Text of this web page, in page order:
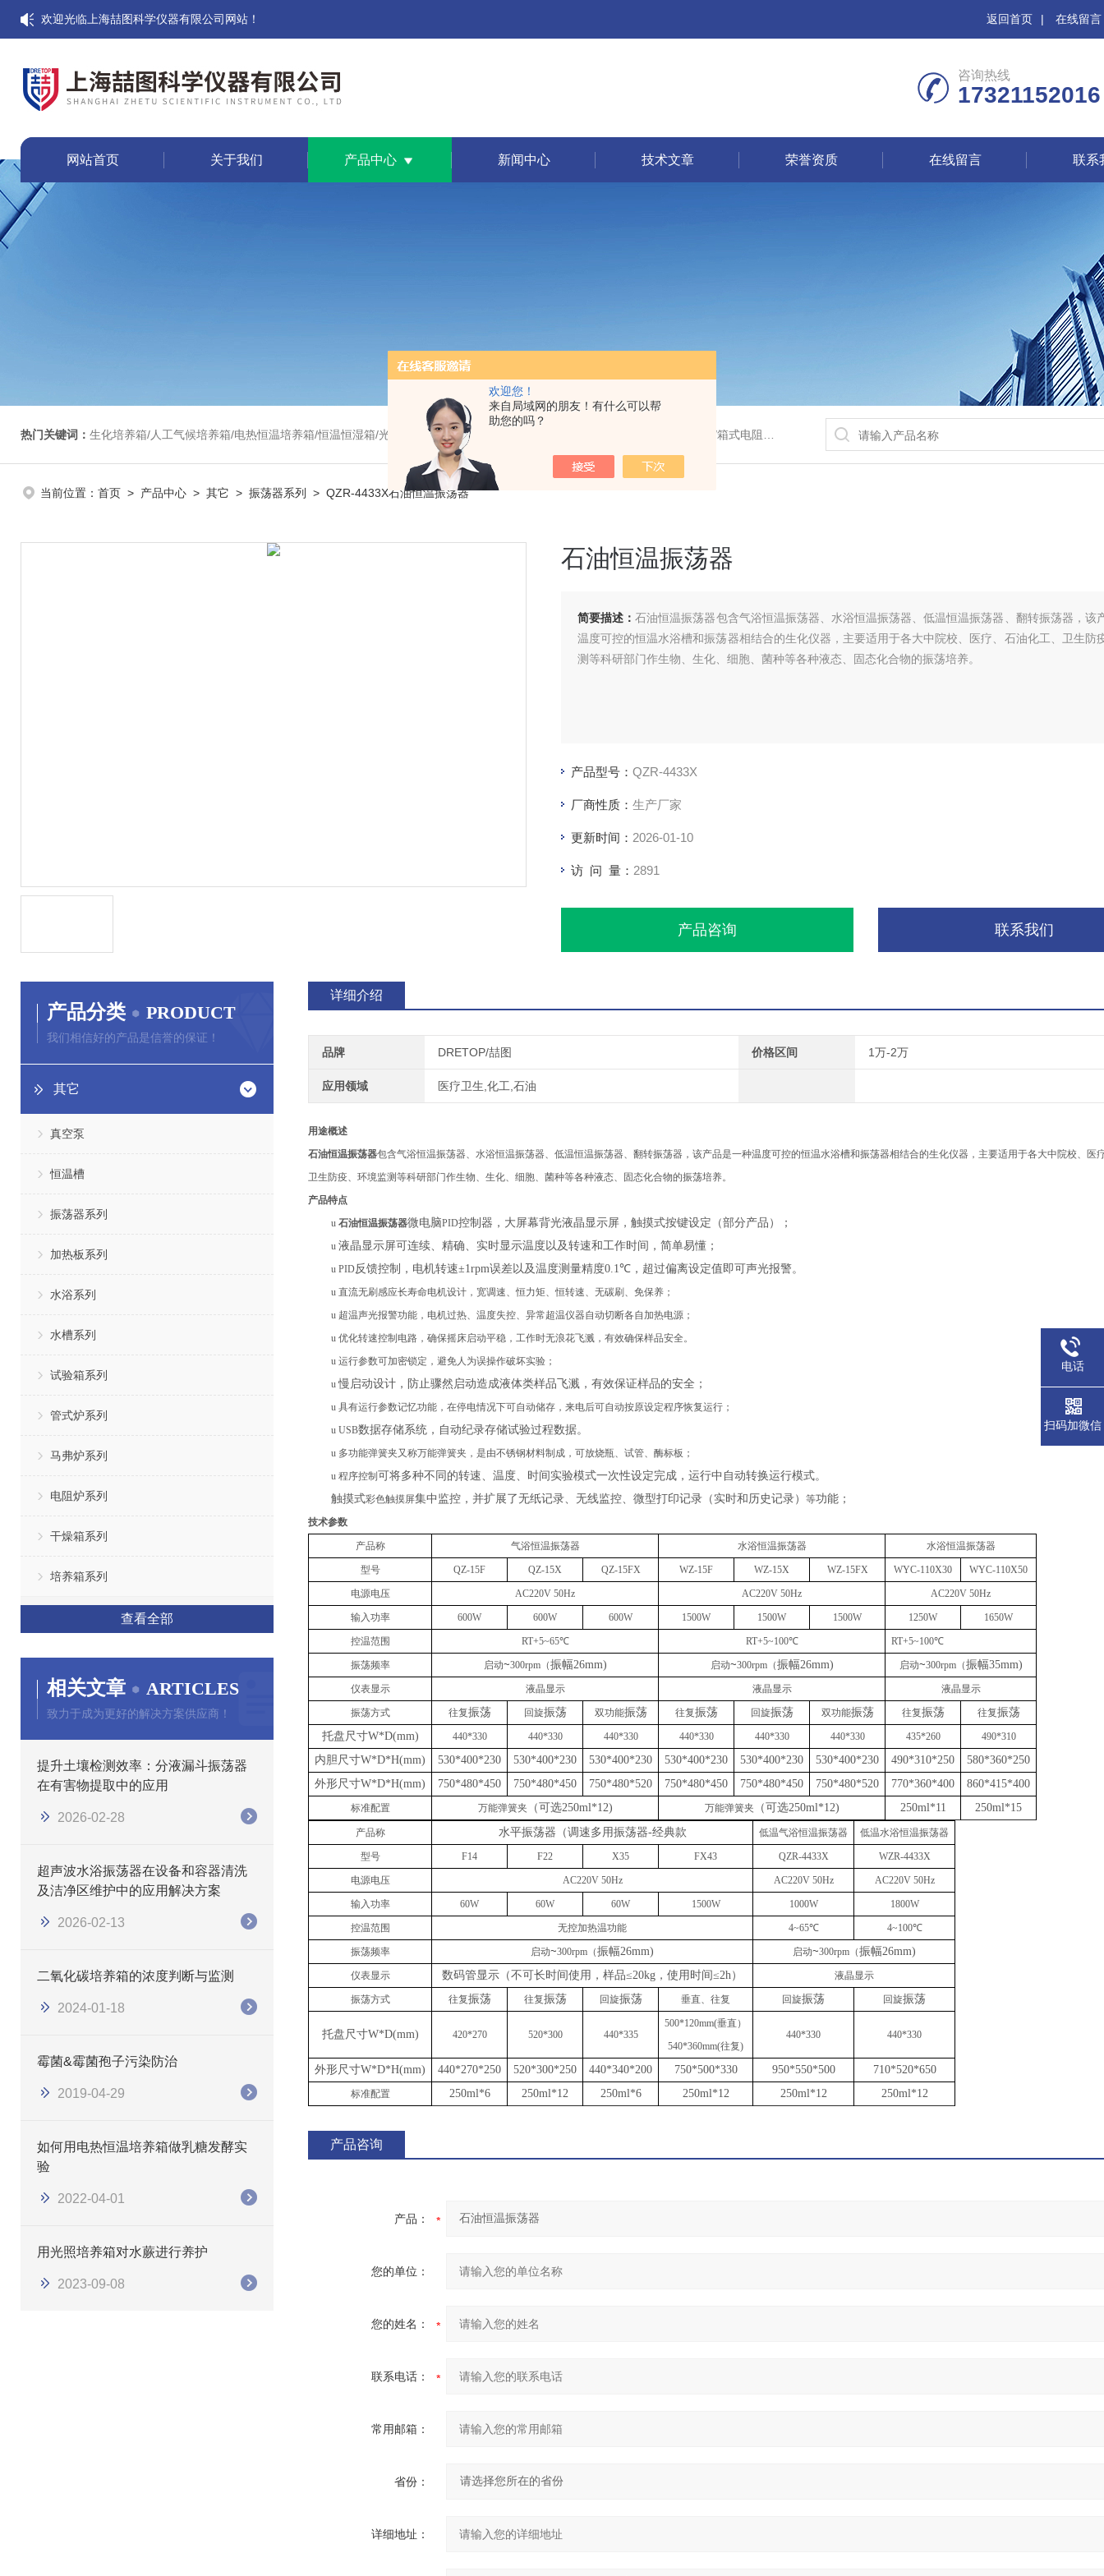
欢迎您！
来自局域网的朋友！有什么可以帮
助您的吗？
欢迎光临上海喆图科学仪器有限公司网站！ 返回首页 | 在线留言
咨询热线
17321152016
网站首页 关于我们 产品中心 新闻中心 技术文章 荣誉资质 在线留言 联系
热门关键词： 生化培养箱/人工气候培养箱/电热恒温培养箱/恒温恒湿箱/光照培养箱/二氧化碳培养箱等/恒温干燥箱/真空干燥箱/高温烘箱等/箱式电阻炉/陶瓷纤维马弗炉/高温马弗炉/管式炉/气氛炉/试验箱/摇床/振荡器/水槽/水浴锅等
当前位置： 首页 > 产品中心 > 其它 > 振荡器系列 > QZR-4433X石油恒温振荡器
石油恒温振荡器
简要描述：石油恒温振荡器包含气浴恒温振荡器、水浴恒温振荡器、低温恒温振荡器、翻转振荡器，该
温度可控的恒温水浴槽和振荡器相结合的生化仪器，主要适用于各大中院校、医疗、石油化工、卫生防
测等科研部门作生物、生化、细胞、菌种等各种液态、固态化合物的振荡培养。
产品型号： QZR-4433X
厂商性质： 生产厂家
更新时间： 2026-01-10
访 问 量： 2891
产品咨询 联系我们
产品分类 PRODUCT
我们相信好的产品是信誉的保证！
其它
真空泵
恒温槽
振荡器系列
加热板系列
水浴系列
水槽系列
试验箱系列
管式炉系列
马弗炉系列
电阻炉系列
干燥箱系列
培养箱系列
查看全部
相关文章 ARTICLES
致力于成为更好的解决方案供应商！
提升土壤检测效率：分液漏斗振荡器
在有害物提取中的应用
2026-02-28
​​超声波水浴振荡器在设备和容器清洗
及洁净区维护中的应用解决方案
2026-02-13
二氧化碳培养箱的浓度判断与监测
2024-01-18
霉菌&霉菌孢子污染防治
2019-04-29
如何用电热恒温培养箱做乳糖发酵实
验
2022-04-01
用光照培养箱对水蕨进行养护
2023-09-08
详细介绍
品牌 DRETOP/喆图 价格区间 1万-2万
应用领域 医疗卫生,化工,石油
用途概述
石油恒温振荡器包含气浴恒温振荡器、水浴恒温振荡器、低温恒温振荡器、翻转振荡器，该产品是一种温度可控的恒温水浴槽和振荡器相结合的生化仪器，主要适用于各大中院校、医
卫生防疫、环境监测等科研部门作生物、生化、细胞、菌种等各种液态、固态化合物的振荡培养。
产品特点
u 石油恒温振荡器微电脑PID控制器，大屏幕背光液晶显示屏，触摸式按键设定（部分产品）；
u 液晶显示屏可连续、精确、实时显示温度以及转速和工作时间，简单易懂；
u PID反馈控制，电机转速±1rpm误差以及温度测量精度0.1℃ ，超过偏离设定值即可声光报警。
u 直流无刷感应长寿命电机设计，宽调速、恒力矩、恒转速、无碳刷、免保养；
u 超温声光报警功能，电机过热、温度失控、异常超温仪器自动切断各自加热电源；
u 优化转速控制电路，确保摇床启动平稳，工作时无浪花飞溅，有效确保样品安全。
u 运行参数可加密锁定，避免人为误操作破坏实验；
u慢启动设计，防止骤然启动造成液体类样品飞溅，有效保证样品的安全；
u 具有运行参数记忆功能，在停电情况下可自动储存，来电后可自动按原设定程序恢复运行；
u USB数据存储系统，自动纪录存储试验过程数据。
u 多功能弹簧夹又称万能弹簧夹， 是由不锈钢材料制成 ， 可放烧瓶、试管、酶标板；
u 程序控制 可将多种不同的转速、温度、时间实验模式一次性设定完成，运行中自动转换运行模式。
触摸式彩色触摸屏集中监控，并扩展了无纸记录、无线监控、微型打印记录（实时和历史记录） 等功能；
技术参数
产品称 气浴恒温振荡器 水浴恒温振荡器 水浴恒温振荡器
型号 QZ-15F QZ-15X QZ-15FX WZ-15F WZ-15X WZ-15FX WYC-110X30 WYC-110X50
电源电压 AC220V 50Hz AC220V 50Hz AC220V 50Hz
输入功率 600W 600W 600W 1500W 1500W 1500W 1250W 1650W
控温范围 RT+5~65℃ RT+5~100℃ RT+5~100℃
振荡频率 启动~300rpm（振幅26mm) 启动~300rpm（振幅26mm) 启动~300rpm（振幅35mm)
仪表显示 液晶显示 液晶显示 液晶显示
振荡方式 往复振荡 回旋振荡 双功能振荡 往复振荡 回旋振荡 双功能振荡 往复振荡 往复振荡
托盘尺寸W*D(mm) 440*330 440*330 440*330 440*330 440*330 440*330 435*260 490*310
内胆尺寸W*D*H(mm) 530*400*230 530*400*230 530*400*230 530*400*230 530*400*230 530*400*230 490*310*250
580*360*250
外形尺寸W*D*H(mm) 750*480*450 750*480*450 750*480*520 750*480*450 750*480*450 750*480*520 770*360*400 860*415*400
标准配置 万能弹簧夹 （可选250ml*12) 万能弹簧夹 （可选250ml*12) 250ml*11 250ml*15
产品称 水平振荡器（调速多用振荡器-经典款 低温气浴恒温振荡器 低温水浴恒温振荡器
型号 F14 F22 X35 FX43 QZR-4433X WZR-4433X
电源电压 AC220V 50Hz AC220V 50Hz AC220V 50Hz
输入功率 60W 60W 60W 1500W 1000W 1800W
控温范围 无控加热温功能 4~65℃ 4~100℃
振荡频率 启动~300rpm （振幅26mm) 启动~300rpm（振幅26mm)
仪表显示 数码管显示（不可长时间使用，样品≤20kg，使用时间≤2h） 液晶显示
振荡方式 往复振荡 往复振荡 回旋振荡 垂直、 往复 回旋振荡 回旋振荡
托盘尺寸W*D(mm) 420*270 520*300 440*335
500*120mm(垂直）
540*360mm(往复)
440*330 440*330
外形尺寸W*D*H(mm) 440*270*250 520*300*250 440*340*200 750*500*330 950*550*500 710*520*650
标准配置 250ml*6 250ml*12 250ml*6 250ml*12 250ml*12 250ml*12
产品咨询
产品：
您的单位：
您的姓名：
联系电话：
常用邮箱：
省份：
详细地址：
电话
扫码加微信